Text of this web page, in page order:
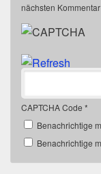
nächsten
CAPTCHA Code *
Benachrichtige
Benachrichtige